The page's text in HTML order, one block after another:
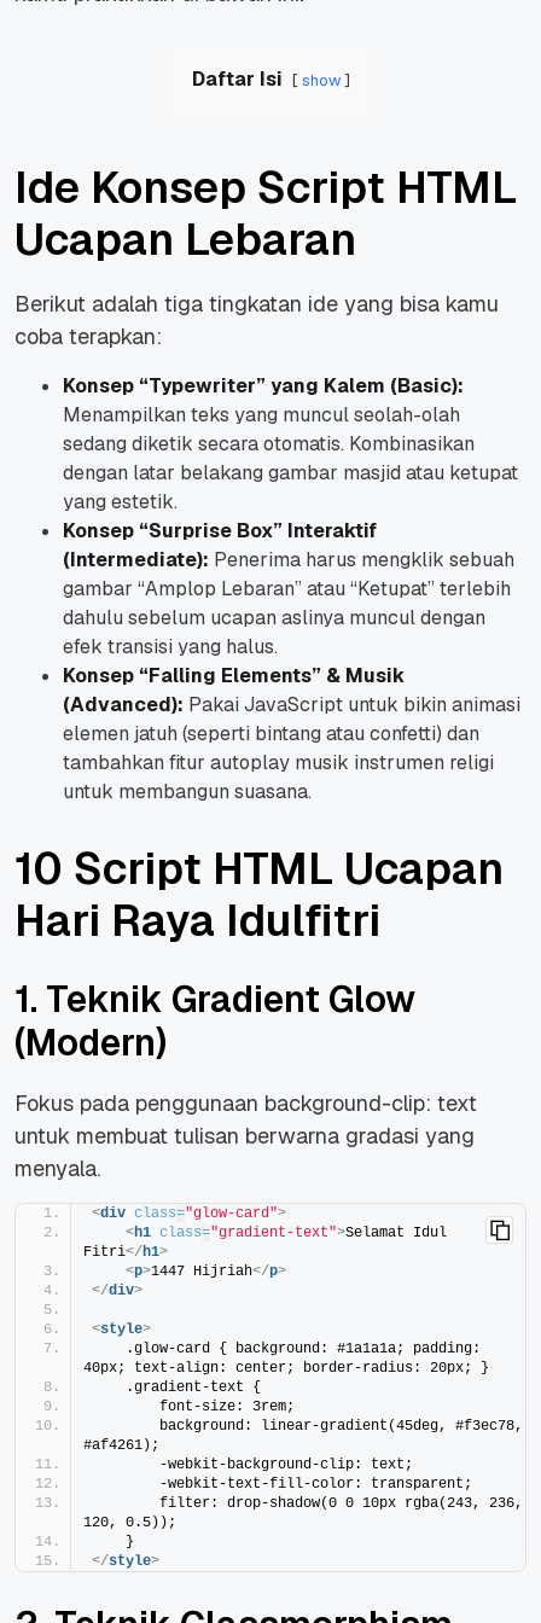
Daftar Isi show
Ide Konsep Script HTML
Ucapan Lebaran
Berikut adalah tiga tingkatan ide yang bisa kamu
coba terapkan:
Konsep “Typewriter” yang Kalem (Basic):
Menampilkan teks yang muncul seolah-olah
sedang diketik secara otomatis. Kombinasikan
dengan latar belakang gambar masjid atau ketupat
yang estetik.
Konsep “Surprise Box” Interaktif
(Intermediate): Penerima harus mengklik sebuah
gambar “Amplop Lebaran” atau “Ketupat” terlebih
dahulu sebelum ucapan aslinya muncul dengan
efek transisi yang halus.
Konsep “Falling Elements” & Musik
(Advanced): Pakai JavaScript untuk bikin animasi
elemen jatuh (seperti bintang atau confetti) dan
tambahkan fitur autoplay musik instrumen religi
untuk membangun suasana.
10 Script HTML Ucapan
Hari Raya Idulfitri
1. Teknik Gradient Glow
(Modern)
Fokus pada penggunaan background-clip: text
untuk membuat tulisan berwarna gradasi yang
menyala.
<div class="glow-card">
<h1 class="gradient-text">Selamat Idul
Fitri</h1>
<p>1447 Hijriah</p>
</div>
<style>
    .glow-card { background: #1a1a1a; padding:
40px; text-align: center; border-radius: 20px; }
    .gradient-text {
        font-size: 3rem;
        background: linear-gradient(45deg, #f3ec78,
#af4261);
        -webkit-background-clip: text;
        -webkit-text-fill-color: transparent;
        filter: drop-shadow(0 0 10px rgba(243, 236,
120, 0.5));
    }
</style>